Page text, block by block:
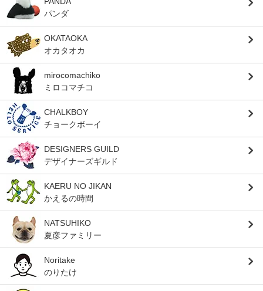
パンダ
OKATAOKA
オカタオカ
mirocomachiko
ミロコマチコ
CHALKBOY
チョークボーイ
DESIGNERS GUILD
デザイナーズギルド
KAERU NO JIKAN
かえるの時間
NATSUHIKO
夏彦ファミリー
Noritake
のりたけ